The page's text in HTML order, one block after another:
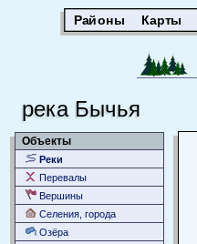
Районы Карты
река Бычья
Объекты
Реки
Перевалы
Вершины
Селения, города
Озёра